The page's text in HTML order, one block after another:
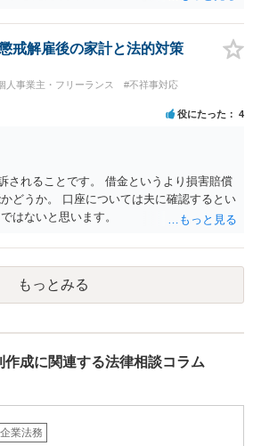
った判断要素によって検討されます。 いず
るなど具体的な事情を詳しくお伺いする必
要素に照らす限り、ご相談のケースにおい
れにくいのではないかという印象です。
戒解雇後の家計と法的対策
人事業主・フリーランス
#不祥事対応
役にたった 4
されることです。 借金というより損害賠償
どうか。 口座については夫に確認するとい
はないと思います。
もっとみる
作成に関連する法律相談コラム
企業法務